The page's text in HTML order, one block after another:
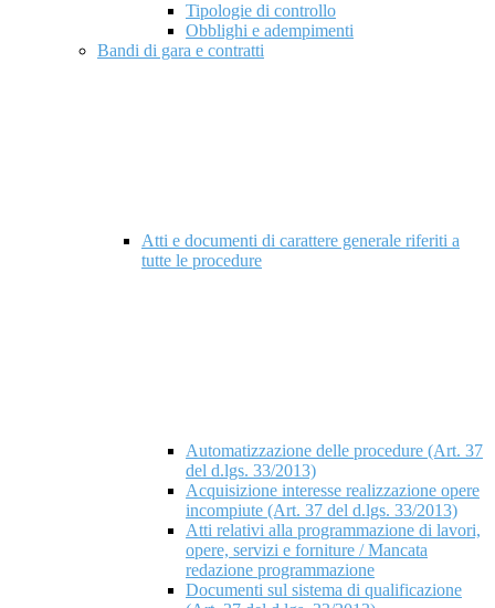
Tipologie di controllo
Obblighi e adempimenti
Bandi di gara e contratti
Atti e documenti di carattere generale riferiti a
tutte le procedure
Automatizzazione delle procedure (Art. 37
del d.lgs. 33/2013)
Acquisizione interesse realizzazione opere
incompiute (Art. 37 del d.lgs. 33/2013)
Atti relativi alla programmazione di lavori,
opere, servizi e forniture / Mancata
redazione programmazione
Documenti sul sistema di qualificazione